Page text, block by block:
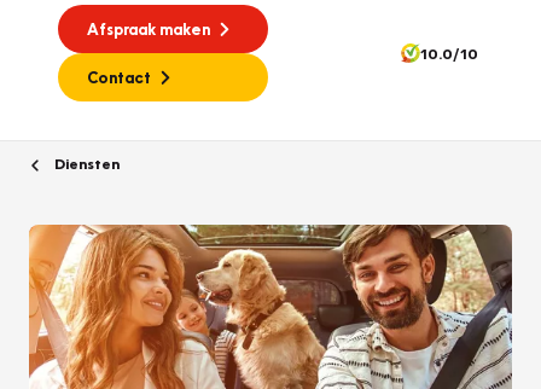
Afspraak maken
Contact
10.0/10
Diensten